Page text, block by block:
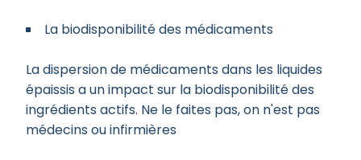
La biodisponibilité des médicaments
La dispersion de médicaments dans les liquides
épaissis a un impact sur la biodisponibilité des
ingrédients actifs. Ne le faites pas, on n'est pas
médecins ou infirmières